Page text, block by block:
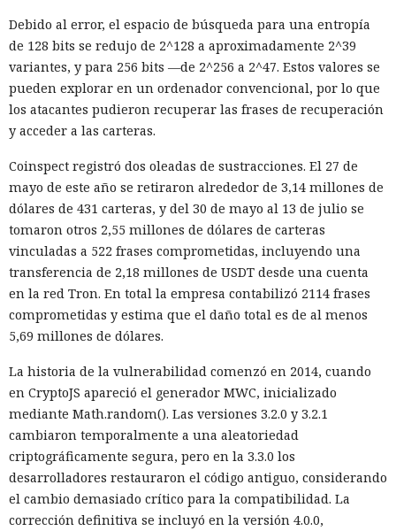
Debido al error, el espacio de búsqueda para una entropía
de 128 bits se redujo de 2^128 a aproximadamente 2^39
variantes, y para 256 bits —de 2^256 a 2^47. Estos valores se
pueden explorar en un ordenador convencional, por lo que
los atacantes pudieron recuperar las frases de recuperación
y acceder a las carteras.
Coinspect registró dos oleadas de sustracciones. El 27 de
mayo de este año se retiraron alrededor de 3,14 millones de
dólares de 431 carteras, y del 30 de mayo al 13 de julio se
tomaron otros 2,55 millones de dólares de carteras
vinculadas a 522 frases comprometidas, incluyendo una
transferencia de 2,18 millones de USDT desde una cuenta
en la red Tron. En total la empresa contabilizó 2114 frases
comprometidas y estima que el daño total es de al menos
5,69 millones de dólares.
La historia de la vulnerabilidad comenzó en 2014, cuando
en CryptoJS apareció el generador MWC, inicializado
mediante Math.random(). Las versiones 3.2.0 y 3.2.1
cambiaron temporalmente a una aleatoriedad
criptográficamente segura, pero en la 3.3.0 los
desarrolladores restauraron el código antiguo, considerando
el cambio demasiado crítico para la compatibilidad. La
corrección definitiva se incluyó en la versión 4.0.0,